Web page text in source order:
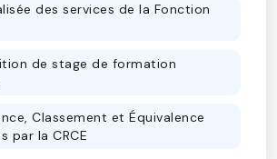
des services de la Fonction
de stage de formation
Classement et Équivalence
par la CRCE